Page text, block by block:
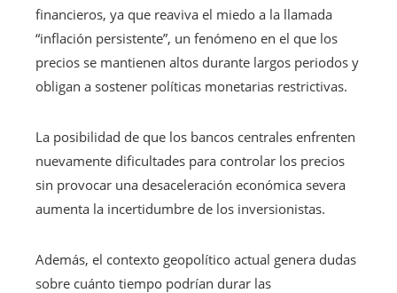
financieros, ya que reaviva el miedo a la llamada
“inflación persistente”, un fenómeno en el que los
precios se mantienen altos durante largos periodos y
obligan a sostener políticas monetarias restrictivas.
La posibilidad de que los bancos centrales enfrenten
nuevamente dificultades para controlar los precios
sin provocar una desaceleración económica severa
aumenta la incertidumbre de los inversionistas.
Además, el contexto geopolítico actual genera dudas
sobre cuánto tiempo podrían durar las